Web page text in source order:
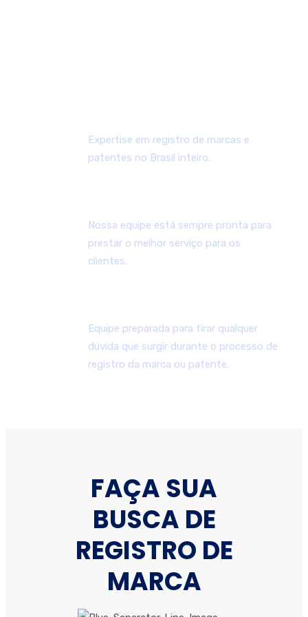
Expertise em registro de marcas e
patentes no Brasil inteiro.
Nossa equipe está sempre pronta para
prestar o melhor serviço para os
clientes.
Equipe preparada para tirar qualquer
dúvida que surgir durante o processo de
registro da marca ou patente.
FAÇA SUA
BUSCA DE
REGISTRO DE
MARCA